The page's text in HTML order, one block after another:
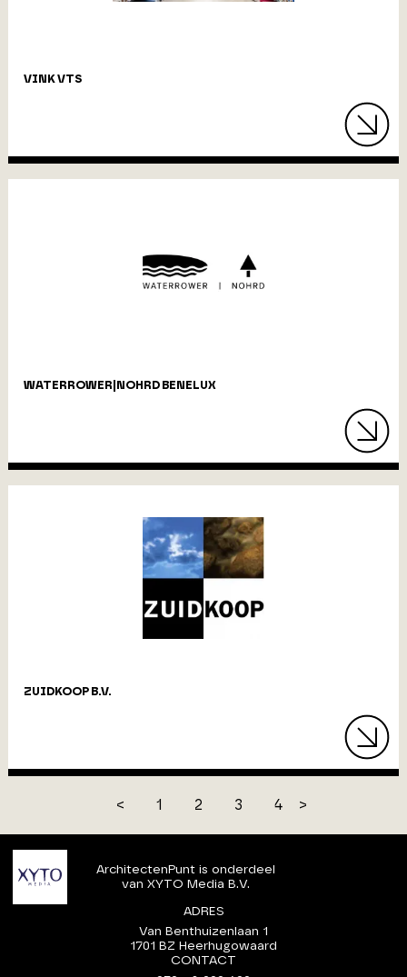
VINK VTS
WATERROWER|NOHRD BENELUX
ZUIDKOOP B.V.
< 1 2 3 4 >
ArchitectenPunt is onderdeel
van XYTO Media B.V.
ADRES
Van Benthuizenlaan 1
1701 BZ Heerhugowaard
CONTACT